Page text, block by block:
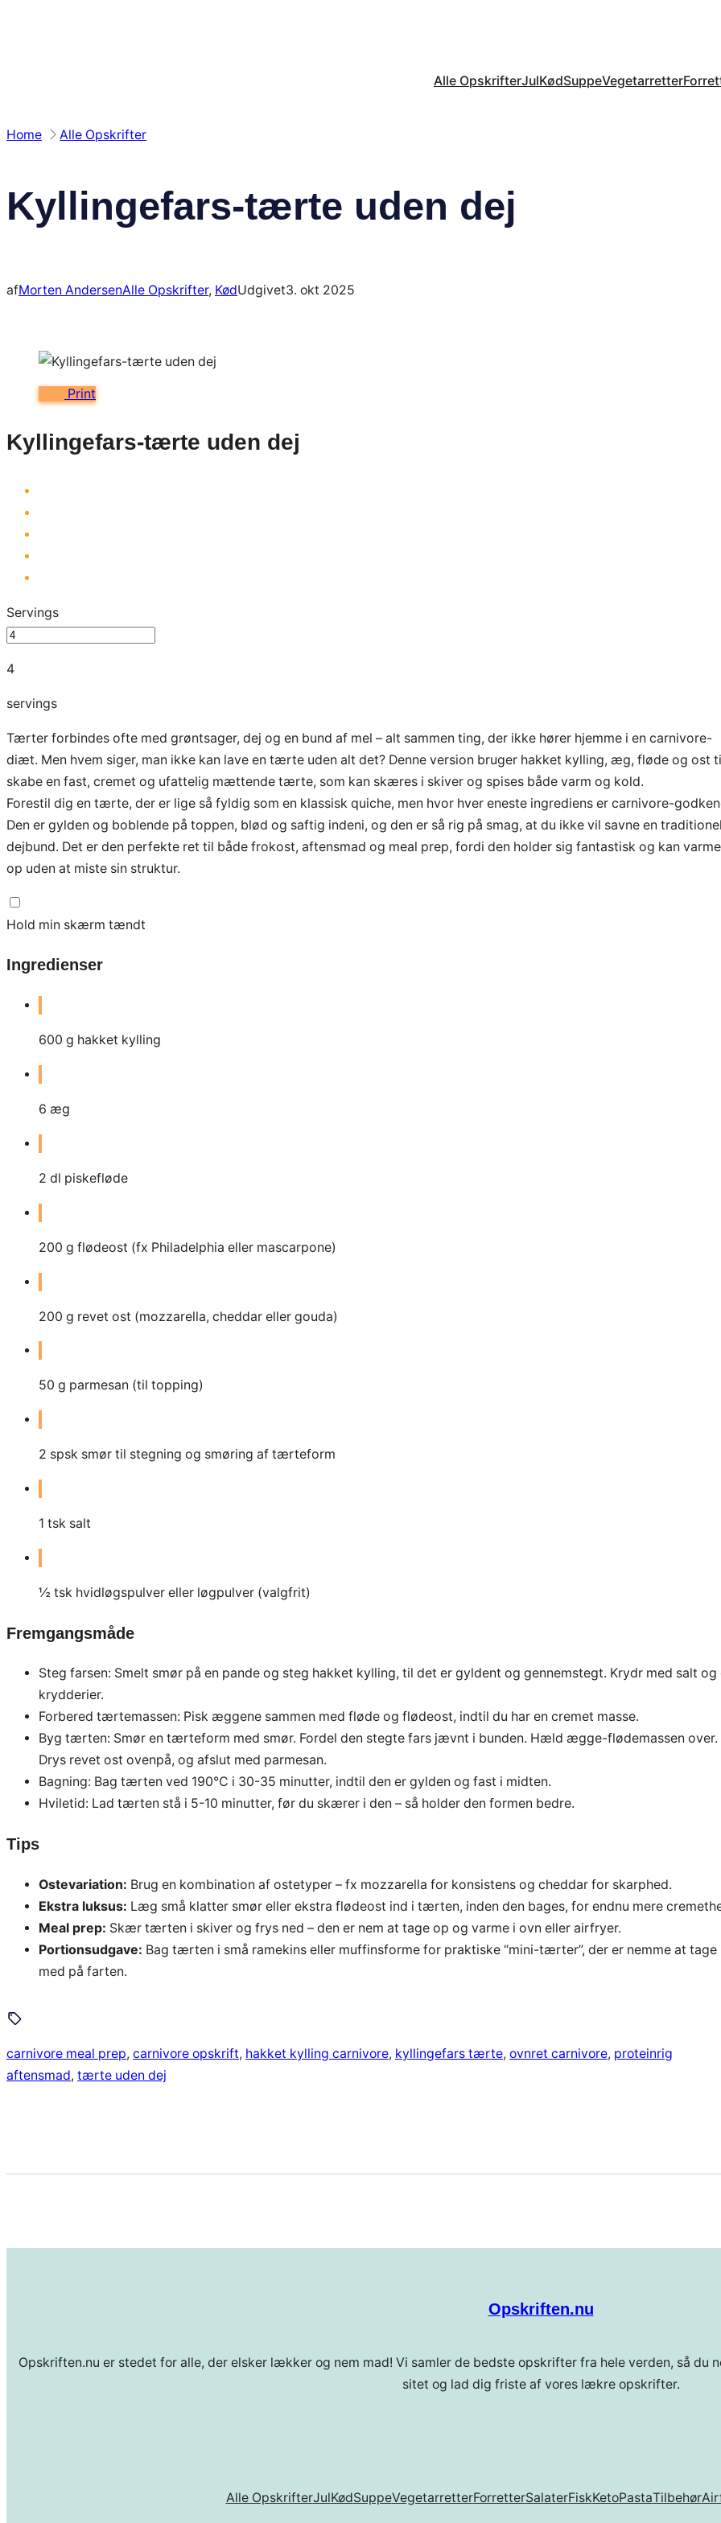
Alle OpskrifterJulKødSuppeVegetarretter
Home Alle Opskrifter
Kyllingefars-tærte uden dej
afMorten AndersenAlle Opskrifter, KødUdgivet3. okt 2025
Print
Kyllingefars-tærte uden dej
Servings
4
servings
Tærter forbindes ofte med grøntsager, dej og en bund af mel – alt sammen ting, der ikke hører hjemme i en carnivore-
diæt. Men hvem siger, man ikke kan lave en tærte uden alt det? Denne version bruger hakket kylling, æg, fløde og ost
skabe en fast, cremet og ufattelig mættende tærte, som kan skæres i skiver og spises både varm og kold.
Forestil dig en tærte, der er lige så fyldig som en klassisk quiche, men hvor hver eneste ingrediens er carnivore-
Den er gylden og boblende på toppen, blød og saftig indeni, og den er så rig på smag, at du ikke vil savne en
dejbund. Det er den perfekte ret til både frokost, aftensmad og meal prep, fordi den holder sig fantastisk og kan
op uden at miste sin struktur.
Hold min skærm tændt
Ingredienser
600 g hakket kylling
6 æg
2 dl piskefløde
200 g flødeost (fx Philadelphia eller mascarpone)
200 g revet ost (mozzarella, cheddar eller gouda)
50 g parmesan (til topping)
2 spsk smør til stegning og smøring af tærteform
1 tsk salt
½ tsk hvidløgspulver eller løgpulver (valgfrit)
Fremgangsmåde
Steg farsen: Smelt smør på en pande og steg hakket kylling, til det er gyldent og gennemstegt. Krydr med salt og
krydderier.
Forbered tærtemassen: Pisk æggene sammen med fløde og flødeost, indtil du har en cremet masse.
Byg tærten: Smør en tærteform med smør. Fordel den stegte fars jævnt i bunden. Hæld ægge-flødemassen over.
Drys revet ost ovenpå, og afslut med parmesan.
Bagning: Bag tærten ved 190°C i 30-35 minutter, indtil den er gylden og fast i midten.
Hviletid: Lad tærten stå i 5-10 minutter, før du skærer i den – så holder den formen bedre.
Tips
Ostevariation: Brug en kombination af ostetyper – fx mozzarella for konsistens og cheddar for skarphed.
Ekstra luksus: Læg små klatter smør eller ekstra flødeost ind i tærten, inden den bages, for endnu mere
Meal prep: Skær tærten i skiver og frys ned – den er nem at tage op og varme i ovn eller airfryer.
Portionsudgave: Bag tærten i små ramekins eller muffinsforme for praktiske “mini-tærter”, der er nemme at tage
med på farten.
carnivore meal prep, carnivore opskrift, hakket kylling carnivore, kyllingefars tærte, ovnret carnivore, proteinrig
aftensmad, tærte uden dej
Opskriften.nu
Opskriften.nu er stedet for alle, der elsker lækker og nem mad! Vi samler de bedste opskrifter fra hele verden, så
sitet og lad dig friste af vores lækre opskrifter.
Alle OpskrifterJulKødSuppeVegetarretterForretterSalaterFiskKetoPastaTilbehør